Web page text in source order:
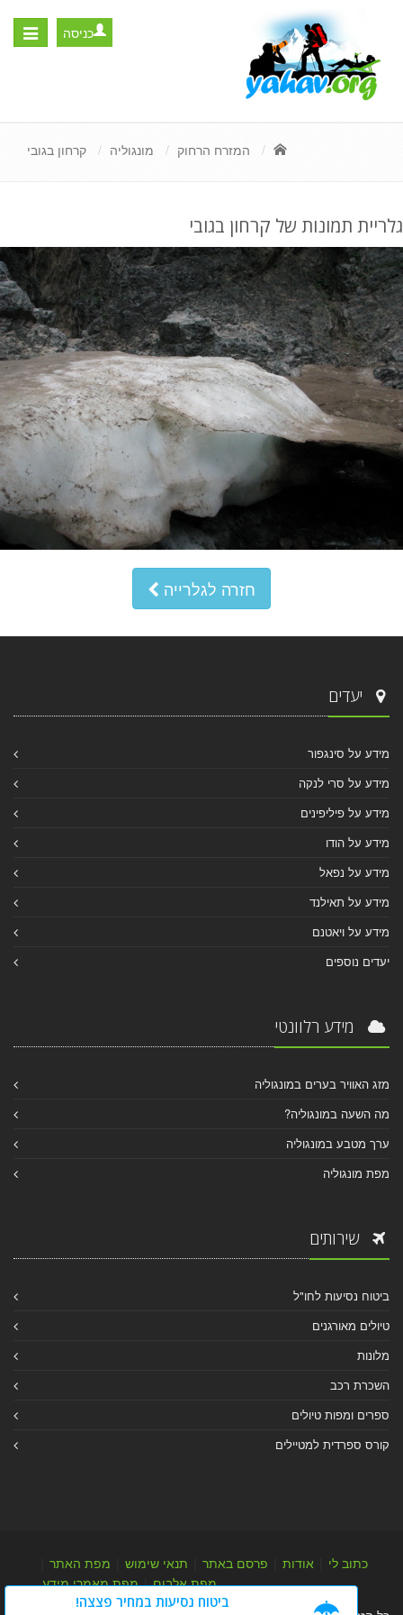
Toggle
כניסה
המזרח הרחוק מונגוליה קרחון בגובי
גלריית תמונות של קרחון בגובי
חזרה לגלרייה
יעדים
מידע על סינגפור
מידע על סרי לנקה
מידע על פיליפינים
מידע על הודו
מידע על נפאל
מידע על תאילנד
מידע על ויאטנם
יעדים נוספים
מידע רלוונטי
מזג האוויר בערים במונגוליה
מה השעה במונגוליה?
ערך מטבע במונגוליה
מפת מונגוליה
שירותים
ביטוח נסיעות לחו"ל
טיולים מאורגנים
מלונות
השכרת רכב
ספרים ומפות טיולים
קורס ספרדית למטיילים
כתוב לי אודות פרסם באתר תנאי שימוש מפת האתר
מפת אלבום|מפת מאמרי מידע
ביטוח נסיעות במחיר פצצה!